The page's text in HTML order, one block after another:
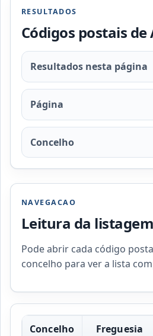
RESULTADOS
Códigos postais de
Resultados nesta página
Página
Concelho
NAVEGACAO
Leitura da listagem
Pode abrir cada código
concelho para ver a lista
Concelho Freguesia